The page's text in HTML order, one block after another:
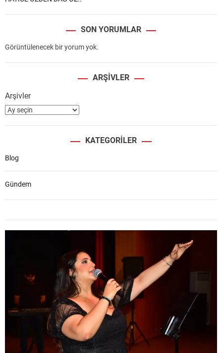
SON YORUMLAR
Görüntülenecek bir yorum yok.
ARŞIVLER
Arşivler
KATEGORILER
Blog
Gündem